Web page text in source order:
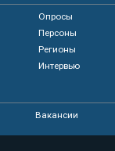
Опросы
Персоны
Регионы
Интервью
Вакансии